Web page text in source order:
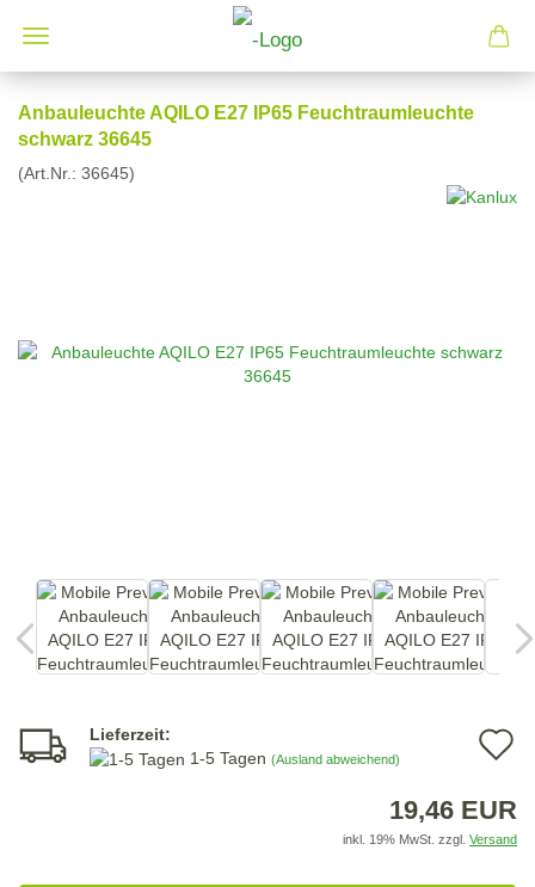
Anbauleuchte AQILO E27 IP65 Feuchtraumleuchte
schwarz 36645
(Art.Nr.: 36645)
Lieferzeit:
1-5 Tagen (Ausland abweichend)
19,46 EUR
inkl. 19% MwSt. zzgl. Versand